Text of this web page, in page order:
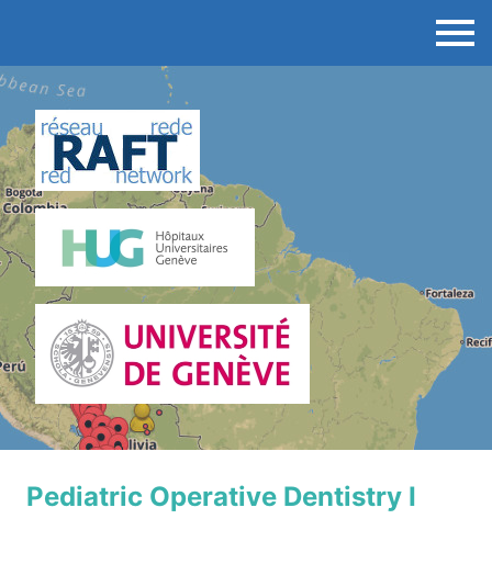
Pediatric Operative Dentistry I